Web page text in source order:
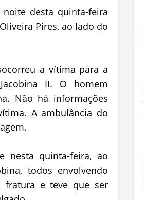
desta quinta-feira
Pires, ao lado do
a vítima para a
II. O homem
Não há informações
A ambulância do
nesta quinta-feira, ao
todos envolvendo
fratura e teve que ser